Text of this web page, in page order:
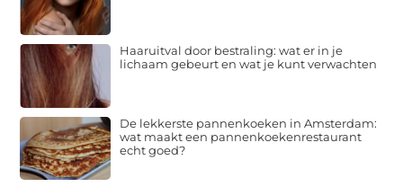
Haaruitval door bestraling: wat er in je
lichaam gebeurt en wat je kunt verwachten
De lekkerste pannenkoeken in Amsterdam:
wat maakt een pannenkoekenrestaurant
echt goed?